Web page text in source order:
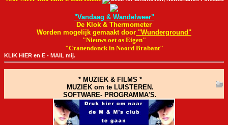
"Vandaag & Wandelweer"
De Klok & Thermometer
Worden mogelijk gemaakt door "Wunderground"
"Nieuws oet os Eigen"
"Cranendonck in Noord Brabant"
KLIK HIER en E - MAIL mij.
* MUZIEK & FILMS *
MUZIEK om te LUISTEREN.
SOFTWARE- PROGRAMMA'S.